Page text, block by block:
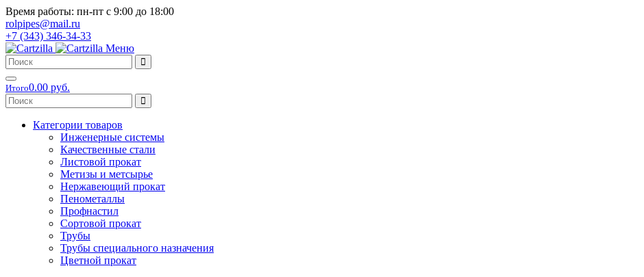
Время работы: пн-пт с 9:00 до 18:00
rolpipes@mail.ru
+7 (343) 346-34-33
Меню
Итого0.00 руб.
Категории товаров
Инженерные системы
Качественные стали
Листовой прокат
Метизы и метсырье
Нержавеющий прокат
Пенометаллы
Профнастил
Сортовой прокат
Трубы
Трубы специального назначения
Цветной прокат